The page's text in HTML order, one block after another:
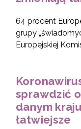
64 procent
grupy
Europejskiej
sprawdzić
danym
łatwiejsze